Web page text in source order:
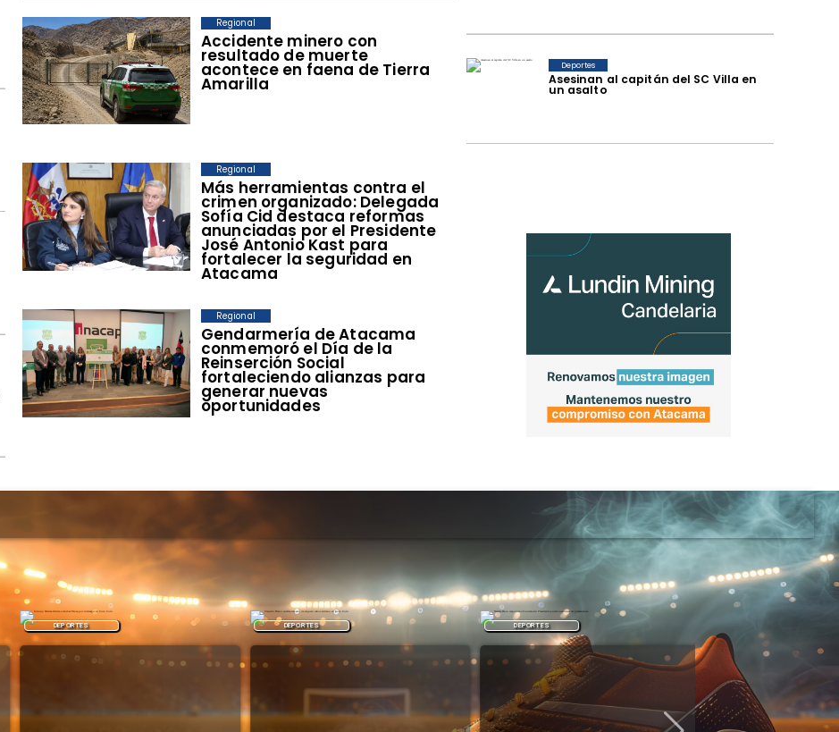
Asesinan al capitán del SC Villa en
un asalto
Deportes
Accidente minero con
resultado de muerte
acontece en faena de Tierra
Amarilla
Regional
​Más herramientas contra el
crimen organizado: Delegada
Sofía Cid destaca reformas
anunciadas por el Presidente
José Antonio Kast para
fortalecer la seguridad en
Atacama
Regional
​Gendarmería de Atacama
conmemoró el Día de la
Reinserción Social
fortaleciendo alianzas para
generar nuevas
oportunidades
Regional
DEPORTES DEPORTES DEPORTES